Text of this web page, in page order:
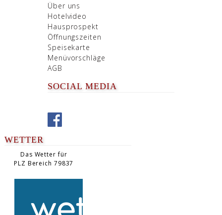
Über uns
Hotelvideo
Hausprospekt
Öffnungszeiten
Speisekarte
Menüvorschläge
AGB
SOCIAL MEDIA
WETTER
Das Wetter für
PLZ Bereich 79837